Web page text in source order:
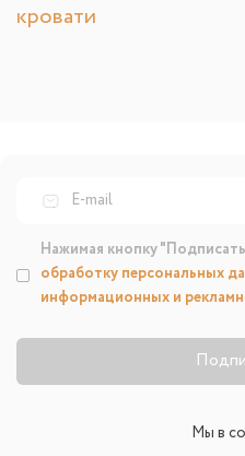
кровати
Нажимая кнопку
обработку персональных
информационных и
Мы в